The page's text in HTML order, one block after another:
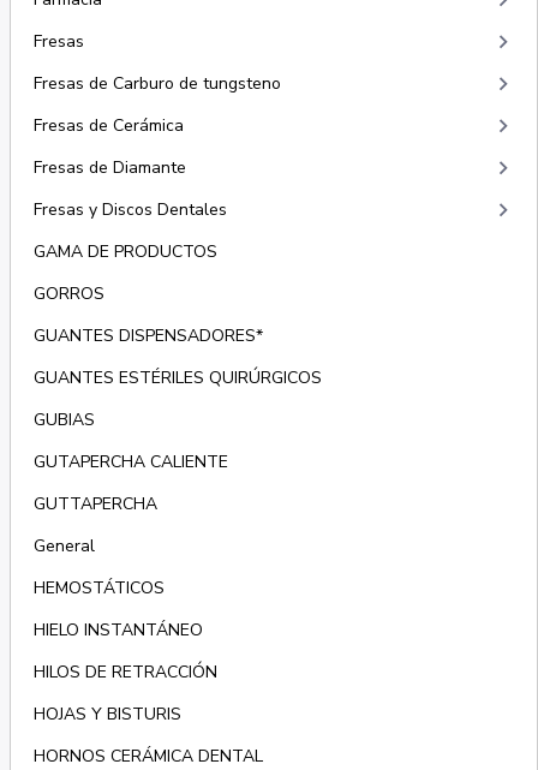
Fresas keyboard_arrow_right
Fresas de Carburo de tungsteno keyboard_arrow_right
Fresas de Cerámica keyboard_arrow_right
Fresas de Diamante keyboard_arrow_right
Fresas y Discos Dentales keyboard_arrow_right
GAMA DE PRODUCTOS
GORROS
GUANTES DISPENSADORES*
GUANTES ESTÉRILES QUIRÚRGICOS
GUBIAS
GUTAPERCHA CALIENTE
GUTTAPERCHA
General
HEMOSTÁTICOS
HIELO INSTANTÁNEO
HILOS DE RETRACCIÓN
HOJAS Y BISTURIS
HORNOS CERÁMICA DENTAL